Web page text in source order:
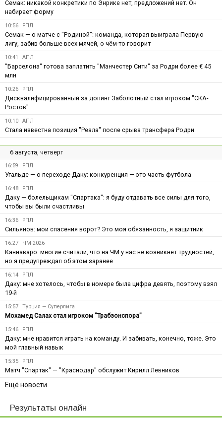
Семак: никакой конкретики по Энрике нет, предложений нет. Он
набирает форму
10:56 РПЛ
Семак — о матче с "Родиной": команда, которая выиграла Первую
лигу, забив больше всех мячей, о чём-то говорит
10:41 АПЛ
"Барселона" готова заплатить "Манчестер Сити" за Родри более € 45
млн
10:26 РПЛ
Дисквалифицированный за допинг Заболотный стал игроком "СКА-
Ростов"
10:10 АПЛ
Стала известна позиция "Реала" после срыва трансфера Родри
6 августа, четверг
16:59 РПЛ
Угальде — о переходе Даку: конкуренция — это часть футбола
16:48 РПЛ
Даку — болельщикам "Спартака": я буду отдавать все силы для того,
чтобы вы были счастливы
16:36 РПЛ
Сильянов: мои спасения ворот? Это моя обязанность, я защитник
16:27 ЧМ-2026
Каннаваро: многие считали, что на ЧМ у нас не возникнет трудностей,
но я предупреждал об этом заранее
16:14 РПЛ
Даку: мне хотелось, чтобы в номере была цифра девять, поэтому взял
19-й
15:57 Турция — Суперлига
Мохамед Салах стал игроком "Трабзонспора"
15:46 РПЛ
Даку: мне нравится играть на команду. И забивать, конечно, тоже. Это
мой главный навык
15:35 РПЛ
Матч "Спартак" — "Краснодар" обслужит Кирилл Левников
Ещё новости
Результаты онлайн